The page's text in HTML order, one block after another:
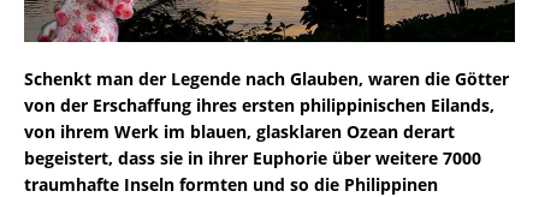
Schenkt man der Legende nach Glauben, waren die Götter
von der Erschaffung ihres ersten philippinischen Eilands,
von ihrem Werk im blauen, glasklaren Ozean derart
begeistert, dass sie in ihrer Euphorie über weitere 7000
traumhafte Inseln formten und so die Philippinen